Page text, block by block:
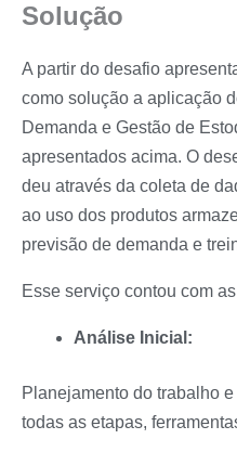
Solução
A partir do desafio
como solução a aplicação
Demanda e Gestão de
apresentados acima. O
deu através da coleta de
ao uso dos produtos
previsão de demanda e
Esse serviço contou com
Análise Inicial:
Planejamento do trabalho
todas as etapas,